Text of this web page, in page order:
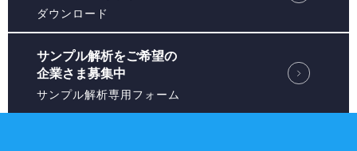
ダウンロード
サンプル解析をご希望の
企業さま募集中
サンプル解析専用フォーム